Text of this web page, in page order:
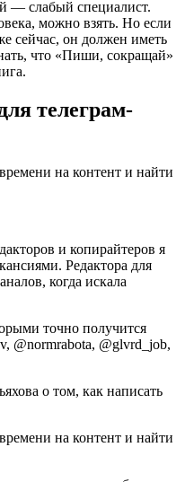
— слабый специалист.
можно взять. Но если
сейчас, он должен иметь
что «Пиши, сокращай»
телеграм-
и копирайтеров я
Редактора для
когда искала
точно получится
@normrabota, @glvrd_job,
о том, как написать